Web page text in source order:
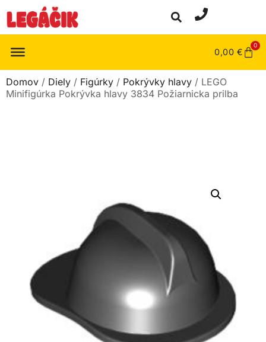
0,00 €
0
Domov / Diely / Figúrky / Pokrývky hlavy / LEGO
Minifigúrka Pokrývka hlavy 3834 Požiarnicka prilba